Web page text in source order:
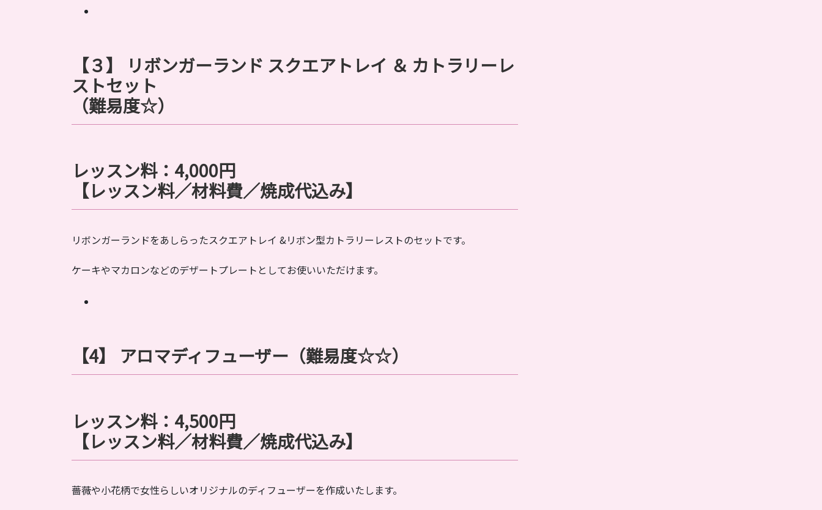
【３】 リボンガーランド スクエアトレイ ＆ カトラリーレ
ストセット
（難易度☆）
レッスン料：4,000円
【レッスン料／材料費／焼成代込み】
リボンガーランドをあしらったスクエアトレイ &リボン型カトラリーレストのセットです。
ケーキやマカロンなどのデザートプレートとしてお使いいただけます。
【4】 アロマディフューザー （難易度☆☆）
レッスン料： 4,500円
【レッスン料／材料費／焼成代込み】
薔薇や小花柄で女性らしいオリジナルのディフューザーを作成いたします。